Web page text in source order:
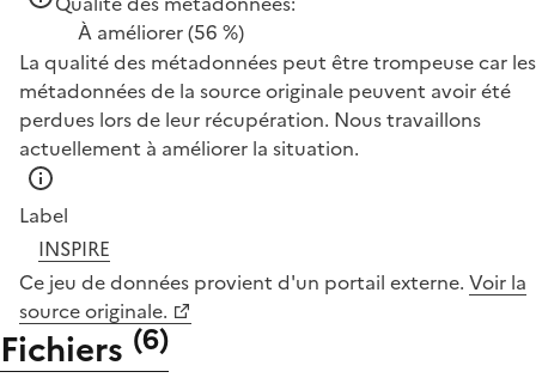
À améliorer(56 %)
La qualité des métadonnées peut être trompeuse car les
métadonnées de la source originale peuvent avoir été
perdues lors de leur récupération. Nous travaillons
actuellement à améliorer la situation.
Label
INSPIRE
Ce jeu de données provient d'un portail externe. Voir la
source originale.
Fichiers (6)